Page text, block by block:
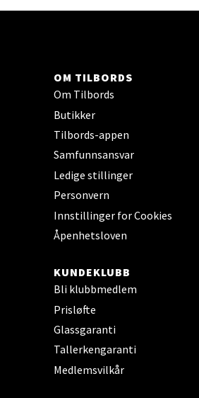
OM TILBORDS
Om Tilbords
Butikker
Tilbords-appen
Samfunnsansvar
Ledige stillinger
Personvern
Innstillinger for Cookies
Åpenhetsloven
KUNDEKLUBB
Bli klubbmedlem
Prisløfte
Glassgaranti
Tallerkengaranti
Medlemsvilkår
6, 1400 Ski
Storsenter